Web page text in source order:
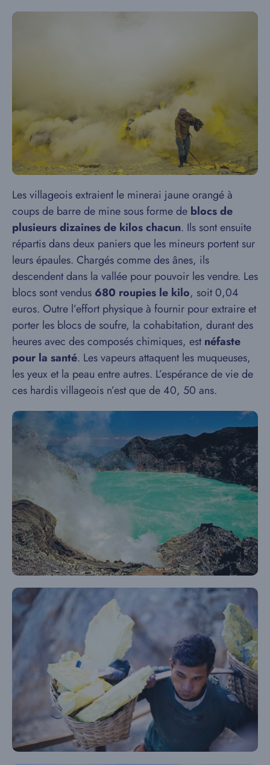
Les villageois extraient le minerai jaune orangé à
coups de barre de mine sous forme de blocs de
plusieurs dizaines de kilos chacun. Ils sont ensuite
répartis dans deux paniers que les mineurs portent sur
leurs épaules. Chargés comme des ânes, ils
descendent dans la vallée pour pouvoir les vendre. Les
blocs sont vendus 680 roupies le kilo, soit 0,04
euros. Outre l’effort physique à fournir pour extraire et
porter les blocs de soufre, la cohabitation, durant des
heures avec des composés chimiques, estnéfaste
pour la santé. Les vapeurs attaquent les muqueuses,
les yeux et la peau entre autres. L’espérance de vie de
ces hardis villageois n’est que de 40, 50 ans.